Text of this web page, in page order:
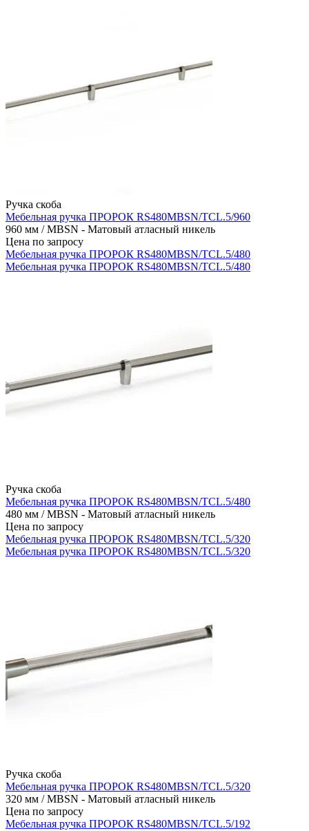
Ручка скоба
Мебельная ручка ПРОРОК RS480MBSN/TCL.5/960
960 мм / MBSN - Матовый атласный никель
Цена по запросу
Мебельная ручка ПРОРОК RS480MBSN/TCL.5/480
Мебельная ручка ПРОРОК RS480MBSN/TCL.5/480
Ручка скоба
Мебельная ручка ПРОРОК RS480MBSN/TCL.5/480
480 мм / MBSN - Матовый атласный никель
Цена по запросу
Мебельная ручка ПРОРОК RS480MBSN/TCL.5/320
Мебельная ручка ПРОРОК RS480MBSN/TCL.5/320
Ручка скоба
Мебельная ручка ПРОРОК RS480MBSN/TCL.5/320
320 мм / MBSN - Матовый атласный никель
Цена по запросу
Мебельная ручка ПРОРОК RS480MBSN/TCL.5/192